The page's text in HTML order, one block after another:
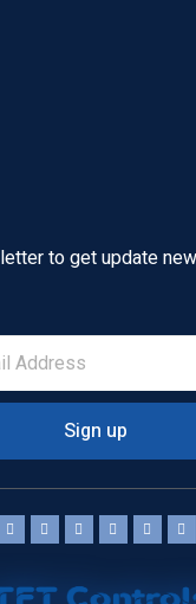
to get update
Sign up